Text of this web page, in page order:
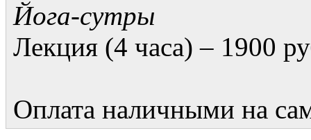
Йога-cутры
Лекция (4 часа) – 1900
Оплата наличными на